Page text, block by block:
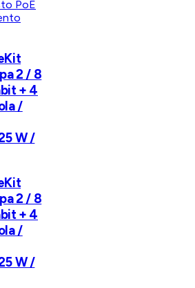
2 / 8
+ 4
/
W /
2 / 8
+ 4
/
W /